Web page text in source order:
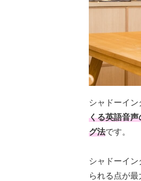
シャドーイ
くる英語音
グ法です。
シャドーイ
られる点が最